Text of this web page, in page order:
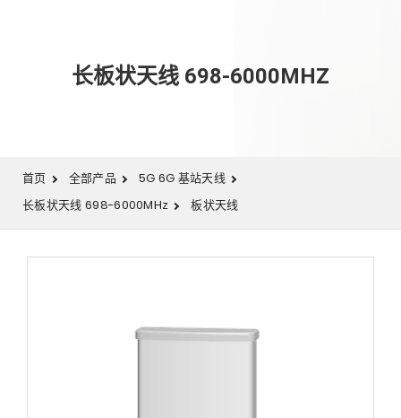
长板状天线 698-6000MHZ
首页 全部产品
5G 6G 基站天线
长板状天线 698-6000MHz
板状天线